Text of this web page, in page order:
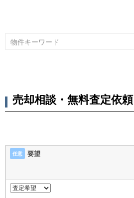
売却相談・無料査定依頼
任意 要望